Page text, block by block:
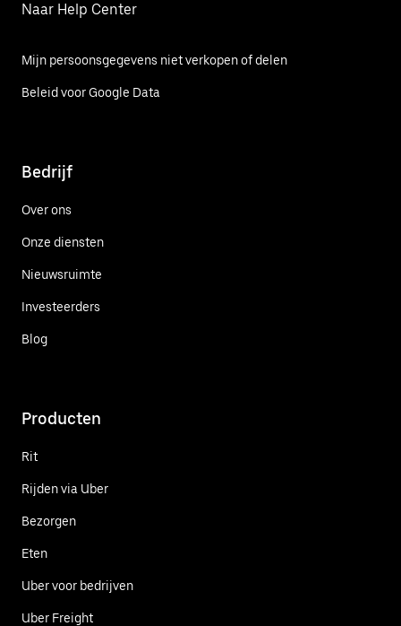
Naar Help Center
Mijn persoonsgegevens niet verkopen of delen
Beleid voor Google Data
Bedrijf
Over ons
Onze diensten
Nieuwsruimte
Investeerders
Blog
Producten
Rit
Rijden via Uber
Bezorgen
Eten
Uber voor bedrijven
Uber Freight